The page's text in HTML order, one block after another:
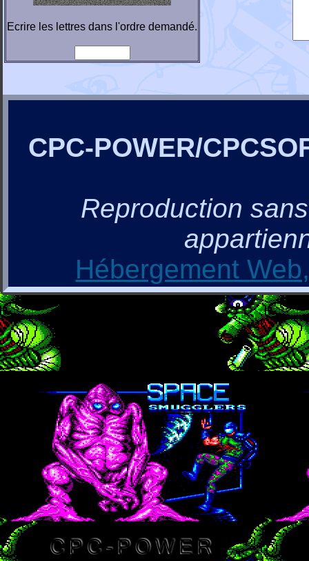
Ecrire les lettres dans l'ordre demandé.
CPC-POWER/
Reproduction
Hébergement